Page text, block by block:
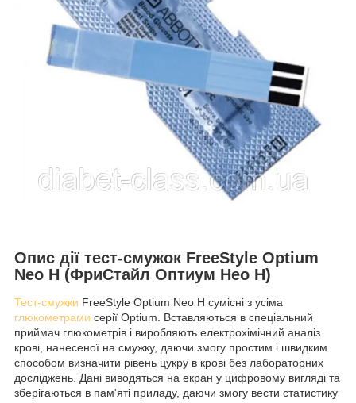
Опис дії тест-смужок FreeStyle Optium
Neo H (ФриСтайл Оптиум Нео Н)
Тест-смужки FreeStyle Optium Neo H сумісні з усіма
глюкометрами серії Optium. Вставляються в спеціальний
приймач глюкометрів і виробляють електрохімічний аналіз
крові, нанесеної на смужку, даючи змогу простим і швидким
способом визначити рівень цукру в крові без лабораторних
досліджень. Дані виводяться на екран у цифровому вигляді та
зберігаються в пам'яті приладу, даючи змогу вести статистику